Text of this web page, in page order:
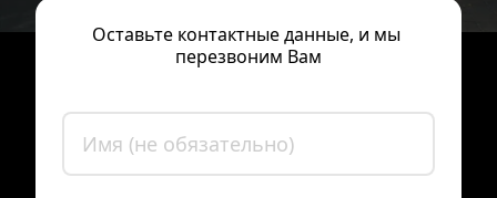
Оставьте контактные данные, и мы
перезвоним Вам